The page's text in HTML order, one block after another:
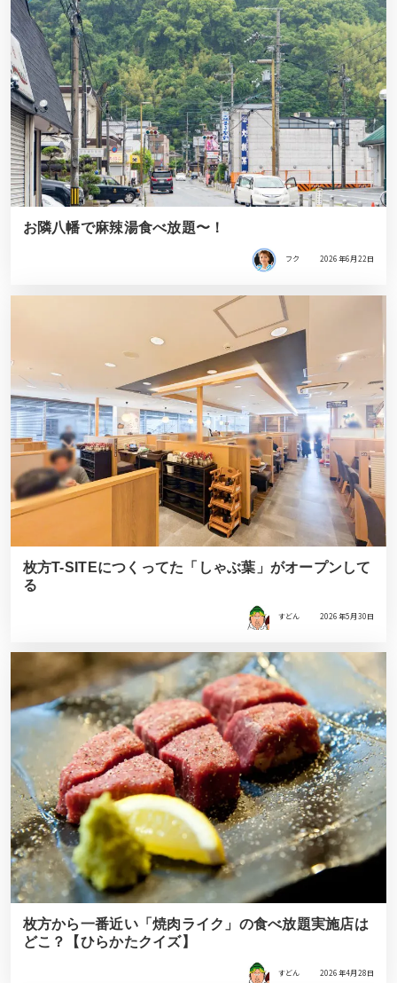
お隣八幡で麻辣湯食べ放題〜！
フク 2026年6月22日
枚方T-SITEにつくってた「しゃぶ葉」がオープンして
る
すどん 2026年5月30日
枚方から一番近い「焼肉ライク」の食べ放題実施店は
どこ？【ひらかたクイズ】
すどん 2026年4月28日